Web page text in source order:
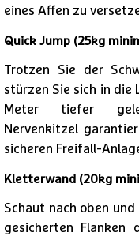
eines Affen zu
Quick Jump (25kg
Trotzen Sie der
stürzen Sie sich in die
Meter tiefer
Nervenkitzel
sicheren Freifall-
Kletterwand (20kg
Schaut nach oben
gesicherten